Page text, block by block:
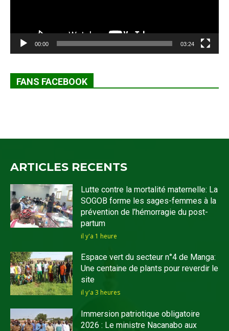
00:00 03:24
FANS FACEBOOK
ARTICLES RECENTS
Lutte contre la mortalité maternelle: La
SOGOB forme les sages-femmes à la
prévention de l’hémorragie du post-
partum
il y'a 1 heure
Espace vert du secteur n°4 de Manga:
Une centaine de plants pour reverdir le
site
il y'a 3 heures
Immersion patriotique obligatoire
2026 : Le ministre Nacanabo aux